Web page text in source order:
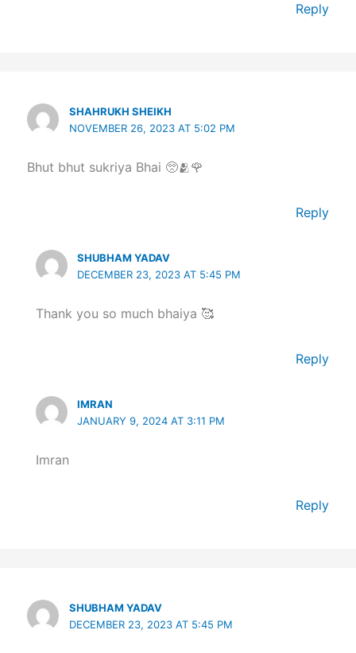
Reply
SHAHRUKH SHEIKH
NOVEMBER 26, 2023 AT 5:02 PM
Bhut bhut sukriya Bhai 🥺🫂🌹
Reply
SHUBHAM YADAV
DECEMBER 23, 2023 AT 5:45 PM
Thank you so much bhaiya 🥰
Reply
IMRAN
JANUARY 9, 2024 AT 3:11 PM
Imran
Reply
SHUBHAM YADAV
DECEMBER 23, 2023 AT 5:45 PM